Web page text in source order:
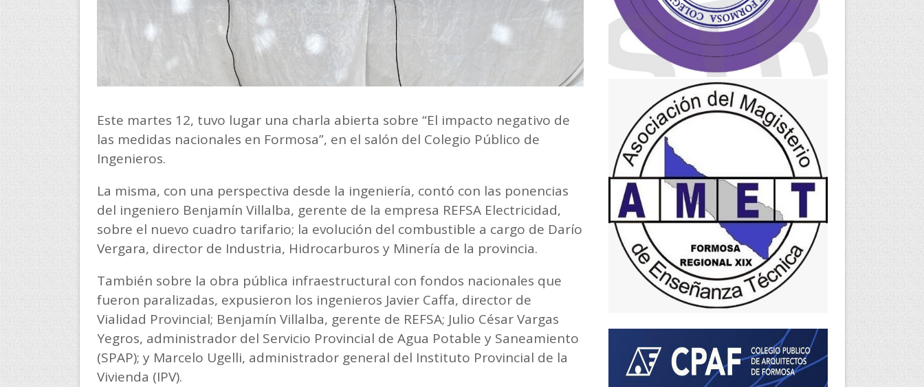
Este martes 12, tuvo lugar una charla abierta sobre “El impacto negativo de
las medidas nacionales en Formosa”, en el salón del Colegio Público de
Ingenieros.
La misma, con una perspectiva desde la ingeniería, contó con las ponencias
del ingeniero Benjamín Villalba, gerente de la empresa REFSA Electricidad,
sobre el nuevo cuadro tarifario; la evolución del combustible a cargo de Darío
Vergara, director de Industria, Hidrocarburos y Minería de la provincia.
También sobre la obra pública infraestructural con fondos nacionales que
fueron paralizadas, expusieron los ingenieros Javier Caffa, director de
Vialidad Provincial; Benjamín Villalba, gerente de REFSA; Julio César Vargas
Yegros, administrador del Servicio Provincial de Agua Potable y Saneamiento
(SPAP); y Marcelo Ugelli, administrador general del Instituto Provincial de la
Vivienda (IPV).